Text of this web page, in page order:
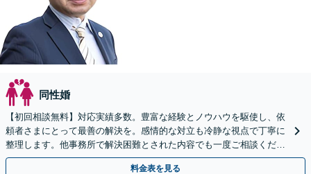
同性婚
【初回相談無料】対応実績多数。豊富な経験とノウハウを駆使し、依
頼者さまにとって最善の解決を。感情的な対立も冷静な視点で丁寧に
整理します。他事務所で解決困難とされた内容でも一度ご相談くださ
い【分割払い応相談】【北新地駅1分】
料金表を見る